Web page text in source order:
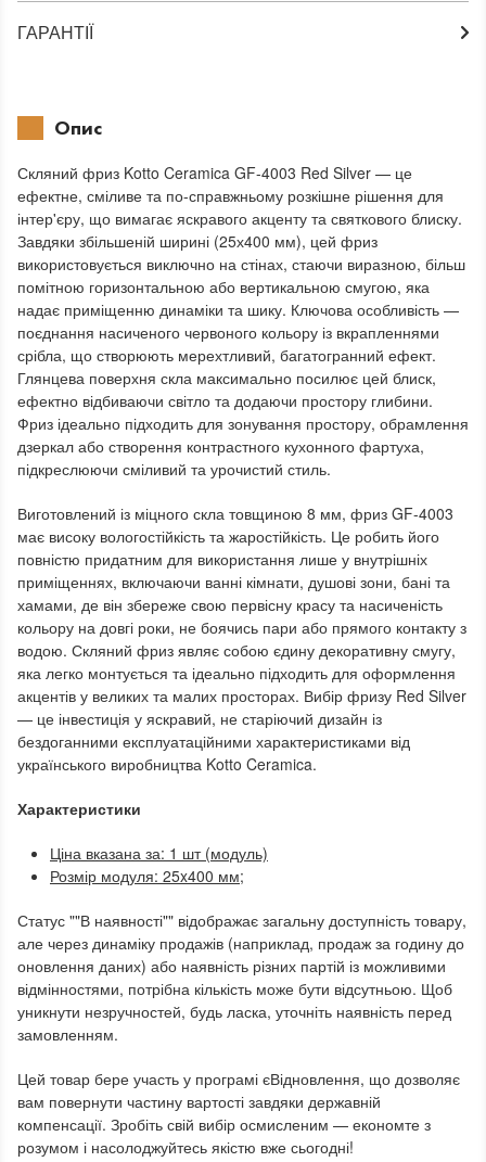
ГАРАНТІЇ
Опис
Скляний фриз Kotto Ceramica GF-4003 Red Silver — це
ефектне, сміливе та по-справжньому розкішне рішення для
інтер'єру, що вимагає яскравого акценту та святкового блиску.
Завдяки збільшеній ширині (25х400 мм), цей фриз
використовується виключно на стінах, стаючи виразною, більш
помітною горизонтальною або вертикальною смугою, яка
надає приміщенню динаміки та шику. Ключова особливість —
поєднання насиченого червоного кольору із вкрапленнями
срібла, що створюють мерехтливий, багатогранний ефект.
Глянцева поверхня скла максимально посилює цей блиск,
ефектно відбиваючи світло та додаючи простору глибини.
Фриз ідеально підходить для зонування простору, обрамлення
дзеркал або створення контрастного кухонного фартуха,
підкреслюючи сміливий та урочистий стиль.
Виготовлений із міцного скла товщиною 8 мм, фриз GF-4003
має високу вологостійкість та жаростійкість. Це робить його
повністю придатним для використання лише у внутрішніх
приміщеннях, включаючи ванні кімнати, душові зони, бані та
хамами, де він збереже свою первісну красу та насиченість
кольору на довгі роки, не боячись пари або прямого контакту з
водою. Скляний фриз являє собою єдину декоративну смугу,
яка легко монтується та ідеально підходить для оформлення
акцентів у великих та малих просторах. Вибір фризу Red Silver
— це інвестиція у яскравий, не старіючий дизайн із
бездоганними експлуатаційними характеристиками від
українського виробництва Kotto Ceramica.
Характеристики
Ціна вказана за: 1 шт (модуль)
Розмір модуля: 25x400 мм;
Статус ""В наявності"" відображає загальну доступність товару,
але через динаміку продажів (наприклад, продаж за годину до
оновлення даних) або наявність різних партій із можливими
відмінностями, потрібна кількість може бути відсутньою. Щоб
уникнути незручностей, будь ласка, уточніть наявність перед
замовленням.
Цей товар бере участь у програмі єВідновлення, що дозволяє
вам повернути частину вартості завдяки державній
компенсації. Зробіть свій вибір осмисленим — економте з
розумом і насолоджуйтесь якістю вже сьогодні!